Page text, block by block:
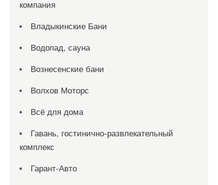
компания
Владыкинские Бани
Водопад, сауна
Вознесенские бани
Волхов Моторс
Всё для дома
Гавань, гостинично-развлекательный
комплекс
Гарант-Авто